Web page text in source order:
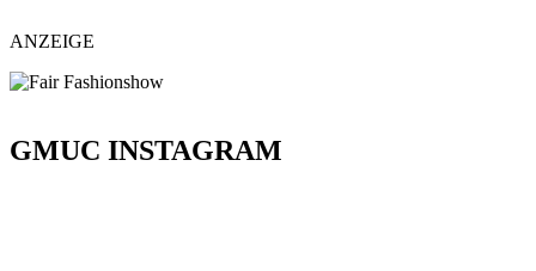
ANZEIGE
GMUC INSTAGRAM